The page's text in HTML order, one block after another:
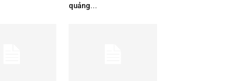
quảng...